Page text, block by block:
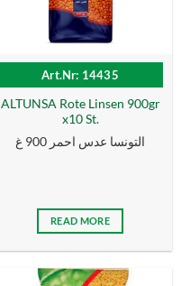
Art.Nr: 14435
ALTUNSA Rote Linsen 900gr
x10 St.
التونسا عدس احمر 900 غ
READ MORE